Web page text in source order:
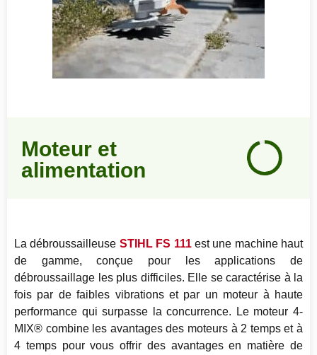
Moteur et
alimentation
avis
95%
La débroussailleuse STIHL FS 111est une machine haut
de gamme, conçue pour les applications de
débroussaillage les plus difficiles. Elle se caractérise à la
fois par de faibles vibrations et par un moteur à haute
performance qui surpasse la concurrence. Le moteur 4-
MIX® combine les avantages des moteurs à 2 temps et à
4 temps pour vous offrir des avantages en matière de